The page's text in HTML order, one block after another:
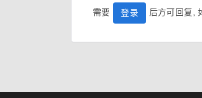
需要 登录 后方可回复,